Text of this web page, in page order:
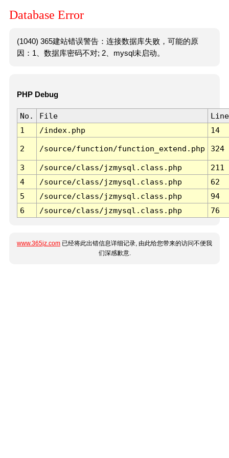
Database Error
(1040) 365建站错误警告：连接数据库失败，可能的原
因：1、数据库密码不对; 2、mysql未启动。
PHP Debug
No. File
Line
1
/index.php 14
2 /source/function/function_extend.php 324
3 /source/class/jzmysql.class.php
211
4
/source/class/jzmysql.class.php
62
5
/source/class/jzmysql.class.php
94
6
/source/class/jzmysql.class.php 76
www.365jz.com 已经将此出错信息详细记录, 由此给您带来的访问不便我
们深感歉意.